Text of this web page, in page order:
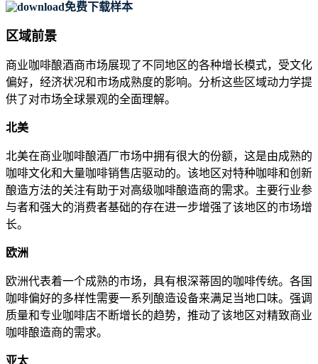
免费下载样本
区域前景
商业咖啡酿酒商市场展现了不同地区的各种增长模式，受文化
偏好，经济状况和市场成熟度的影响。分析这些区域动力学提
供了对市场全球景观的全面理解。
北美
北美在商业咖啡酿酒厂市场中拥有很大的份额，这是由成熟的
咖啡文化和大量咖啡销售店驱动的。该地区对特种咖啡和创新
酿造方法的关注有助于对高级咖啡酿造商的需求。主要行业参
与者和强大的消费者基础的存在进一步增强了该地区的市场增
长。
欧洲
欧洲代表着一个成熟的市场，具有根深蒂固的咖啡传统。各国
咖啡偏好的多样性需要一系列酿造设备来满足当地口味。强调
质量和专业咖啡店不断增长的趋势，推动了该地区对精致商业
咖啡酿造商的需求。
亚太